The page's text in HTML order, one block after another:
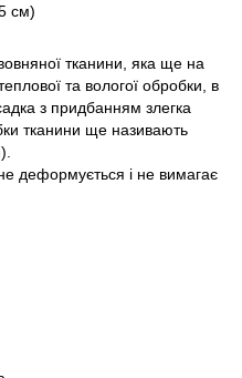
см)
тканини, яка ще на
та вологої обробки, в
з придбанням злегка
тканини ще називають
деформується і не вимагає